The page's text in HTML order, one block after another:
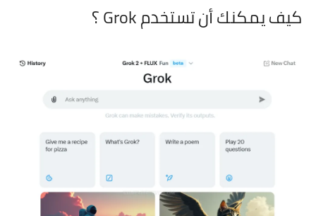
كيف يمكنك أن تستخدم Grok ؟